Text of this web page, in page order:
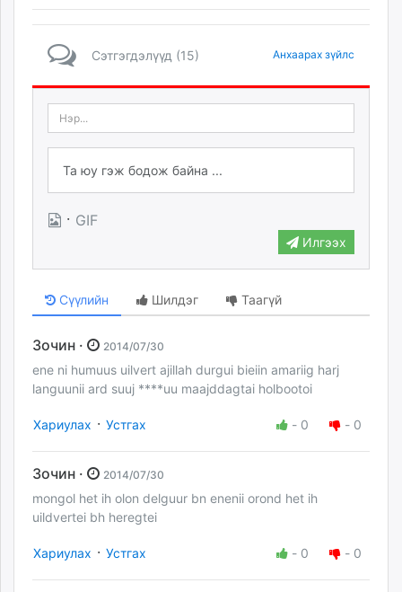
Сэтгэгдэлүүд (15) Анхаарах зүйлс
· GIF
Илгээх
Сүүлийн Шилдэг Таагүй
Зочин · 2014/07/30
ene ni humuus uilvert ajillah durgui bieiin amariig harj
languunii ard suuj ****uu maajddagtai holbootoi
Хариулах · Устгах - 0 - 0
Зочин · 2014/07/30
mongol het ih olon delguur bn enenii orond het ih
uildvertei bh heregtei
Хариулах · Устгах - 0 - 0